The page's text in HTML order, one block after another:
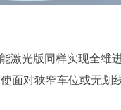
激光版同样实现全维
面对狭窄车位或无划